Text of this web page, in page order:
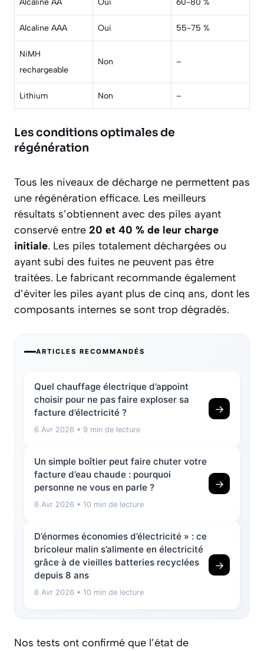
Alcaline AAA Oui 55-75 %
NiMH
rechargeable
Non –
Lithium Non –
Les conditions optimales de
régénération
Tous les niveaux de décharge ne permettent pas
une régénération efficace. Les meilleurs
résultats s’obtiennent avec des piles ayant
conservé entre 20 et 40 % de leur charge
initiale. Les piles totalement déchargées ou
ayant subi des fuites ne peuvent pas être
traitées. Le fabricant recommande également
d’éviter les piles ayant plus de cinq ans, dont les
composants internes se sont trop dégradés.
ARTICLES RECOMMANDÉS
Quel chauffage électrique d’appoint
choisir pour ne pas faire exploser sa
facture d’électricité ?
6 Avr 2026 • 9 min de lecture
→
Un simple boîtier peut faire chuter votre
facture d’eau chaude : pourquoi
personne ne vous en parle ?
6 Avr 2026 • 10 min de lecture
→
D’énormes économies d’électricité » : ce
bricoleur malin s’alimente en électricité
grâce à de vieilles batteries recyclées
depuis 8 ans
6 Avr 2026 • 10 min de lecture
→
Nos tests ont confirmé que l’état de